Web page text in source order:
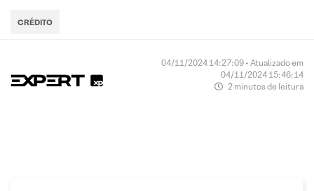
CRÉDITO
04/11/2024 14:27:09 • Atualizado em
04/11/2024 15:46:14
2 minutos de leitura